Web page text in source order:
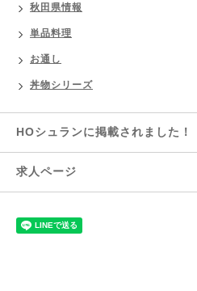
秋田県情報
単品料理
お通し
丼物シリーズ
HOシュランに掲載されました！
求人ページ